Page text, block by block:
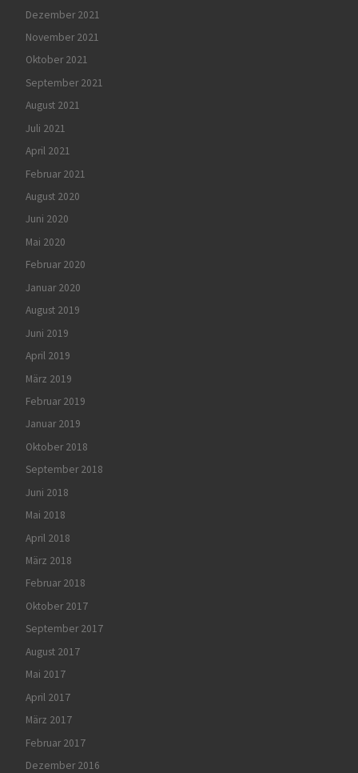
Dezember 2021
November 2021
Oktober 2021
September 2021
August 2021
Juli 2021
April 2021
Februar 2021
August 2020
Juni 2020
Mai 2020
Februar 2020
Januar 2020
August 2019
Juni 2019
April 2019
März 2019
Februar 2019
Januar 2019
Oktober 2018
September 2018
Juni 2018
Mai 2018
April 2018
März 2018
Februar 2018
Oktober 2017
September 2017
August 2017
Mai 2017
April 2017
März 2017
Februar 2017
Dezember 2016